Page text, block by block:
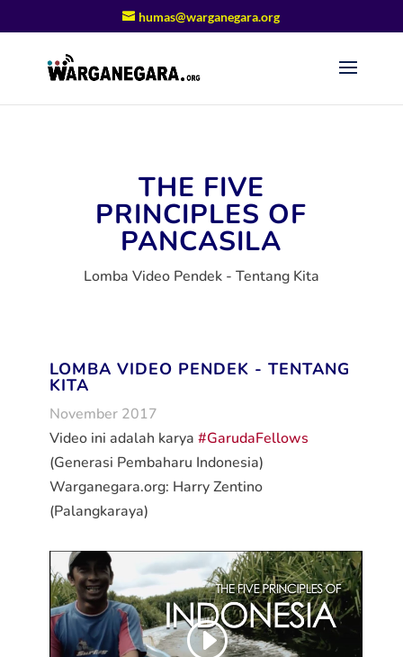
humas@warganegara.org
THE FIVE
PRINCIPLES OF
PANCASILA
Lomba Video Pendek - Tentang Kita
LOMBA VIDEO PENDEK - TENTANG
KITA
November 2017
Video ini adalah karya #GarudaFellows
(Generasi Pembaharu Indonesia)
Warganegara.org: Harry Zentino
(Palangkaraya)